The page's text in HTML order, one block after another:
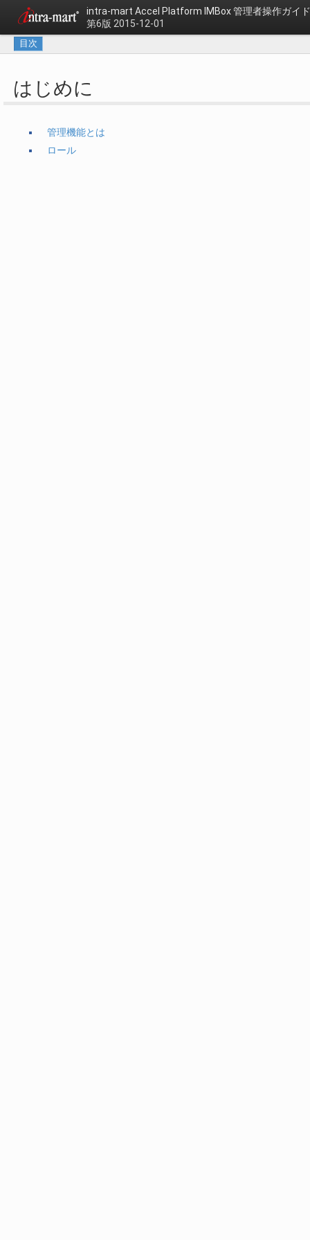
intra-mart Accel Platform IMBox 管理者操作ガイド
第6版 2015-12-01
目次
はじめに
管理機能とは
ロール